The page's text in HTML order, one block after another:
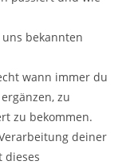
bekannten
wann immer du
zu
zu bekommen.
deiner
dieses